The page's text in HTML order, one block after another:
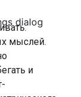
dialog
мыслей.
и